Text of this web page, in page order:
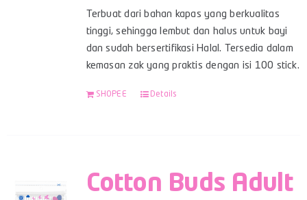
Terbuat dari bahan kapas yang berkualitas
tinggi, sehingga lembut dan halus untuk bayi
dan sudah bersertifikasi Halal. Tersedia dalam
kemasan zak yang praktis dengan isi 100 stick.
SHOPEE Details
Cotton Buds Adult